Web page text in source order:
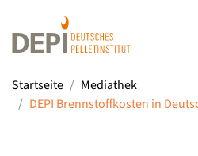
Startseite
Mediathek
DEPI Brennstoffkosten in